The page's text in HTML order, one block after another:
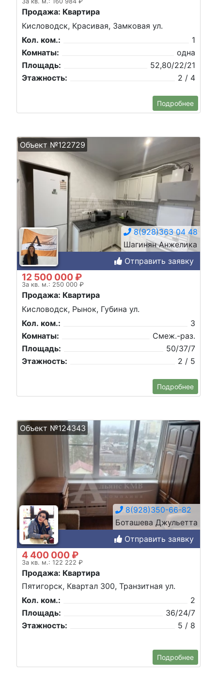
Продажа: Квартира
Кисловодск, Красивая, Замковая ул.
Кол. ком.:
1
Комнаты:
одна
Площадь:
52,80/22/21
Этажность:
2 / 4
Подробнее
Объект №122729
8(928)363 04 48
Шагинян Анжелика
Отправить заявку
12 500 000 ₽
За кв. м.: 250 000 ₽
Продажа: Квартира
Кисловодск, Рынок, Губина ул.
Кол. ком.:
3
Комнаты:
Смеж.-раз.
Площадь:
50/37/7
Этажность:
2 / 5
Подробнее
Объект №124343
8(928)350-66-82
Боташева Джульетта
Отправить заявку
4 400 000 ₽
За кв. м.: 122 222 ₽
Продажа: Квартира
Пятигорск, Квартал 300, Транзитная ул.
Кол. ком.:
2
Площадь:
36/24/7
Этажность:
5 / 8
Подробнее